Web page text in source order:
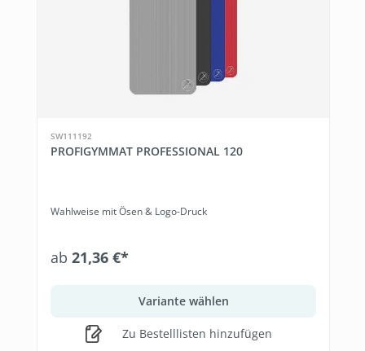
SW111192
PROFIGYMMAT PROFESSIONAL 120
Wahlweise mit Ösen & Logo-Druck
ab 21,36 €*
Variante wählen
Zu Bestelllisten hinzufügen